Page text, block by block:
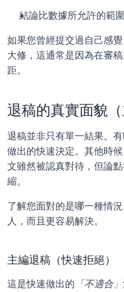
結論比數據所允許的範
如果您曾經提交過自己感
大修，這通常是因為在審
距。
退稿的真實面貌（
退稿並非只有單一結果。
做出的快速決定。其他時
文雖然被認真對待，但論
縮。
了解您面對的是哪一種情
人，而且更容易解決。
主編退稿（快速拒絕）
這是快速做出的 「不適合」